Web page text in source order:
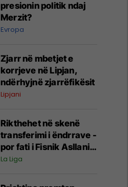
presionin politik ndaj
Merzit?
Evropa
Zjarr në mbetjet e
korrjeve në Lipjan,
ndërhyjnë zjarrëfikësit
Lipjani
Rikthehet në skenë
transferimi i ëndrrave -
por fati i Fisnik Asllanit
vazhdon të varet nga
La Liga